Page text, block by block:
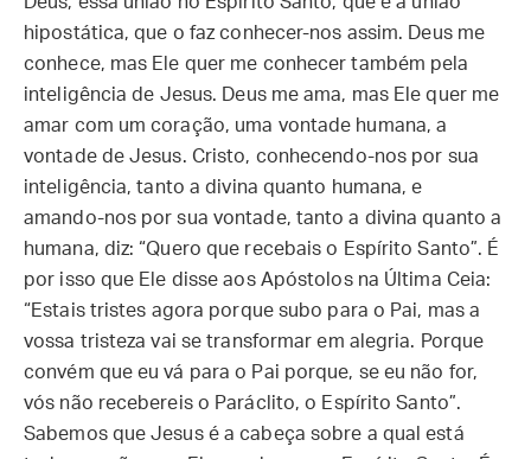
hipostática, que o faz conhecer-nos assim. Deus me
conhece, mas Ele quer me conhecer também pela
inteligência de Jesus. Deus me ama, mas Ele quer me
amar com um coração, uma vontade humana, a
vontade de Jesus. Cristo, conhecendo-nos por sua
inteligência, tanto a divina quanto humana, e
amando-nos por sua vontade, tanto a divina quanto a
humana, diz: “Quero que recebais o Espírito Santo”. É
por isso que Ele disse aos Apóstolos na Última Ceia:
“Estais tristes agora porque subo para o Pai, mas a
vossa tristeza vai se transformar em alegria. Porque
convém que eu vá para o Pai porque, se eu não for,
vós não recebereis o Paráclito, o Espírito Santo”.
Sabemos que Jesus é a cabeça sobre a qual está